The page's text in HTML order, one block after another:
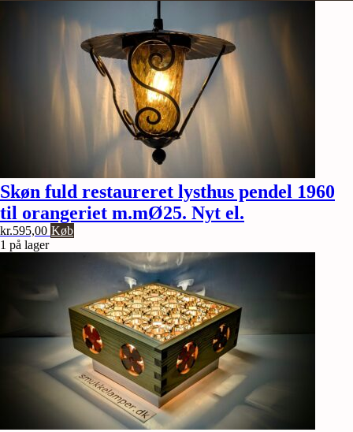
Skøn fuld restaureret lysthus pendel 1960
til orangeriet m.mØ25. Nyt el.
kr.595,00 Køb
1 på lager